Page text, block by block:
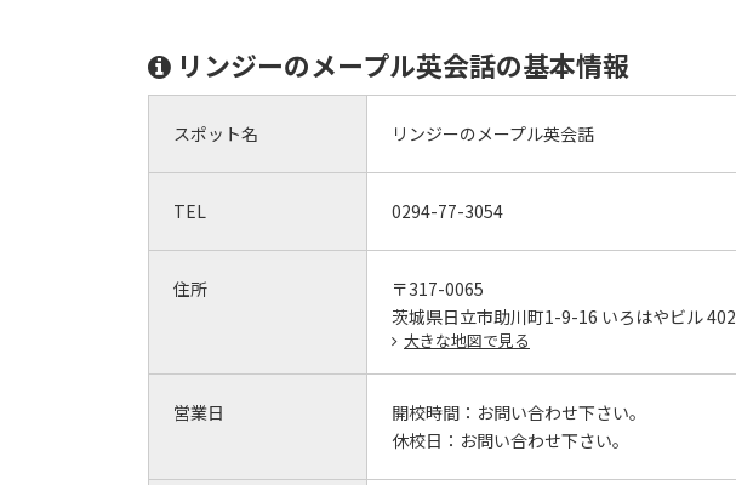
リンジーのメープル英会話の基本情報
スポット名 リンジーのメープル英会話
TEL 0294-77-3054
住所
〒317-0065
茨城県日立市助川町1-9-16 いろはやビル 402
大きな地図で見る
営業日 開校時間： お問い合わせ下さい。
休校日： お問い合わせ下さい。